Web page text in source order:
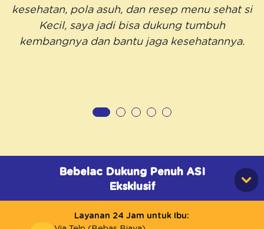
kesehatan, pola asuh, dan resep menu sehat si
Kecil, saya jadi bisa dukung tumbuh
kembangnya dan bantu jaga kesehatannya.
Bebelac Dukung Penuh ASI
Eksklusif
Layanan 24 Jam untuk Ibu: